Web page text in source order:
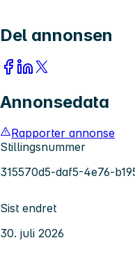
Del annonsen
Annonsedata
Rapporter annonse
Stillingsnummer
315570d5-daf5-4e76-
Sist endret
30. juli 2026